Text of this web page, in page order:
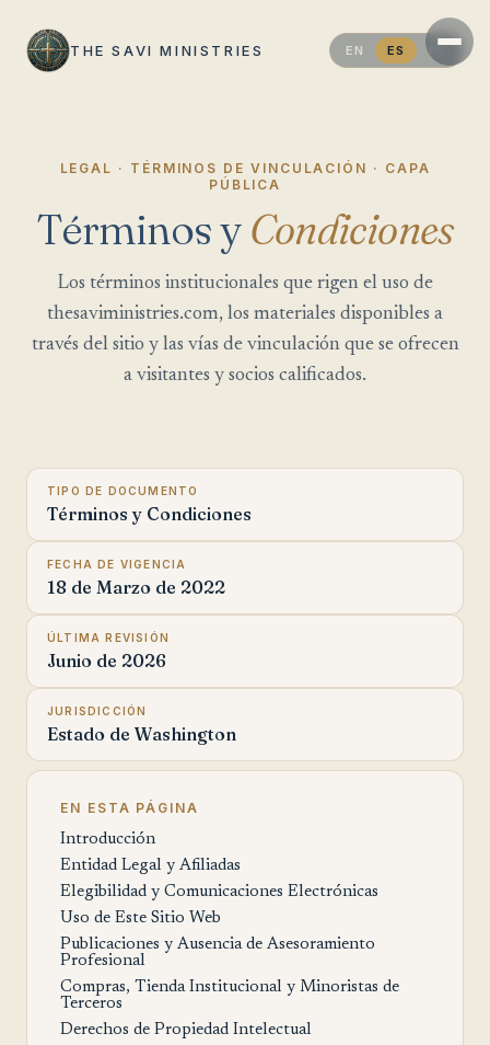
THE SAVI MINISTRIES EN ES
LEGAL · TÉRMINOS DE VINCULACIÓN · CAPA
PÚBLICA
Términos yCondiciones
Los términos institucionales que rigen el uso de
thesaviministries.com, los materiales disponibles a
través del sitio y las vías de vinculación que se ofrecen
a visitantes y socios calificados.
TIPO DE DOCUMENTO
Términos y Condiciones
FECHA DE VIGENCIA
18 de Marzo de 2022
ÚLTIMA REVISIÓN
Junio de 2026
JURISDICCIÓN
Estado de Washington
EN ESTA PÁGINA
Introducción
Entidad Legal y Afiliadas
Elegibilidad y Comunicaciones Electrónicas
Uso de Este Sitio Web
Publicaciones y Ausencia de Asesoramiento
Profesional
Compras, Tienda Institucional y Minoristas de
Terceros
Derechos de Propiedad Intelectual